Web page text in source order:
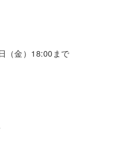
（金）18:00まで